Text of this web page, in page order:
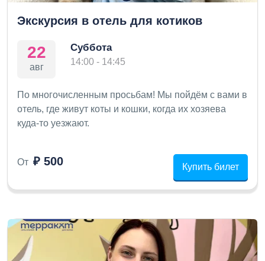
Экскурсия в отель для котиков
22
авг
Суббота
14:00 - 14:45
По многочисленным просьбам! Мы пойдём с вами в
отель, где живут коты и кошки, когда их хозяева
куда-то уезжают.
От ₽ 500 Купить билет